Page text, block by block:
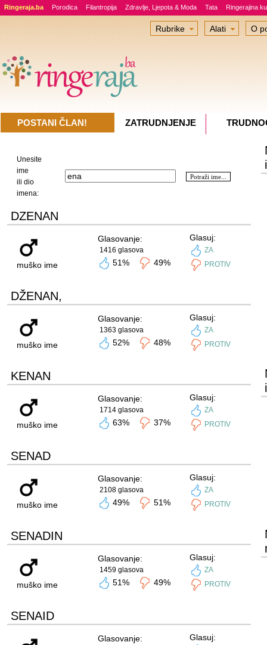
Ringeraja.ba Porodica Filantropija Zdravlje, Ljepota & Moda Tata Ringerajina
Unesite
ime
ili dio
imena:
DZENAN
muško ime
Glasovanje:
1416 glasova
51% 49%
Glasuj:
ZA
PROTIV
DŽENAN,
muško ime
Glasovanje:
1363 glasova
52% 48%
Glasuj:
ZA
PROTIV
KENAN
muško ime
Glasovanje:
1714 glasova
63% 37%
Glasuj:
ZA
PROTIV
SENAD
muško ime
Glasovanje:
2108 glasova
49% 51%
Glasuj:
ZA
PROTIV
SENADIN
muško ime
Glasovanje:
1459 glasova
51% 49%
Glasuj:
ZA
PROTIV
SENAID
Glasovanje: Glasuj:
Rubrike Alati O
POSTANI ČLAN! ZATRUDNJENJE